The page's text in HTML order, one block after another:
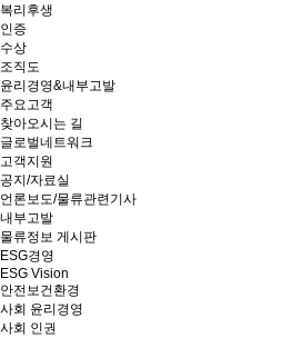
복리후생
인증
수상
조직도
윤리경영&내부고발
주요고객
찾아오시는 길
글로벌네트워크
고객지원
공지/자료실
언론보도/물류관련기사
내부고발
물류정보 게시판
ESG경영
ESG Vision
안전보건환경
사회 윤리경영
사회 인권